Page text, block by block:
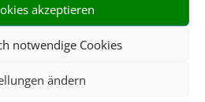
akzeptieren
notwendige Cookies
ändern